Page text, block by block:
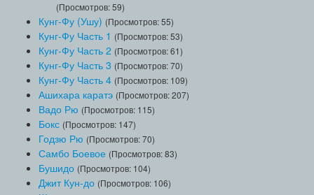
(Просмотров: 59)
Кунг-Фу (Ушу) (Просмотров: 55)
Кунг-Фу Часть 1 (Просмотров: 53)
Кунг-Фу Часть 2 (Просмотров: 61)
Кунг-Фу Часть 3 (Просмотров: 70)
Кунг-Фу Часть 4 (Просмотров: 109)
Ашихара каратэ (Просмотров: 207)
Вадо Рю (Просмотров: 115)
Бокс (Просмотров: 147)
Годзю Рю (Просмотров: 70)
Самбо Боевое (Просмотров: 83)
Бушидо (Просмотров: 104)
Джит Кун-до (Просмотров: 106)